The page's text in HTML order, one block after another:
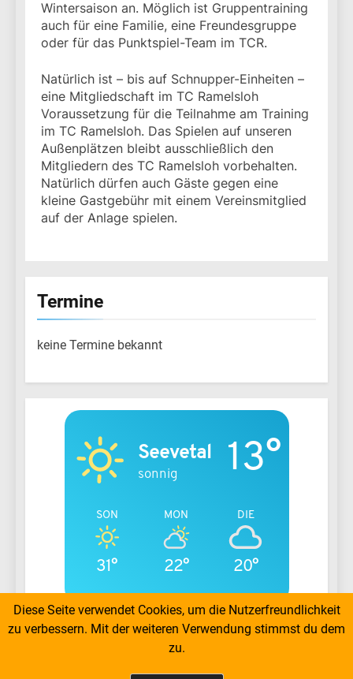
Wintersaison an. Möglich ist Gruppentraining
auch für eine Familie, eine Freundesgruppe
oder für das Punktspiel-Team im TCR.
Natürlich ist – bis auf Schnupper-Einheiten –
eine Mitgliedschaft im TC Ramelsloh
Voraussetzung für die Teilnahme am Training
im TC Ramelsloh. Das Spielen auf unseren
Außenplätzen bleibt ausschließlich den
Mitgliedern des TC Ramelsloh vorbehalten.
Natürlich dürfen auch Gäste gegen eine
kleine Gastgebühr mit einem Vereinsmitglied
auf der Anlage spielen.
Termine
keine Termine bekannt
Seevetal
sonnig 13°
SON
31°
MON
22°
DIE
20°
TC Ramelsoh - Copyright by Burkhard Wiesener
2026. Powered ByBlazeThemes
Diese Seite verwendet Cookies, um die Nutzerfreundlichkeit
zu verbessern. Mit der weiteren Verwendung stimmst du dem
zu.